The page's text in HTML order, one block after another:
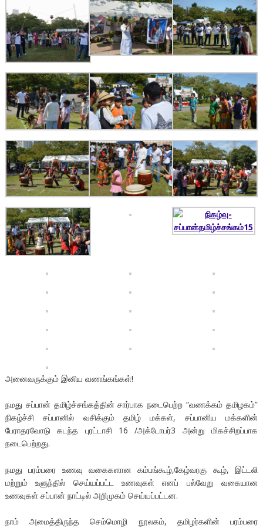
அனைவருக்கும் இனிய வணங்கங்கள்!
நமது சப்பான் தமிழ்ச்சங்கத்தின் சார்பாக நடைபெற்ற “வணக்கம் தமிழகம்”
நிகழ்ச்சி சப்பானில் வசிக்கும் தமிழ் மக்கள், சப்பானிய மக்களின்
பேராதரவோடு கடந்த புரட்டாசி 16 /அக்டோபர்3 அன்று மிகச்சிறப்பாக
நடைபெற்றது.
நமது பரம்பரை உணவு வகைகளான கம்பங்கூழ்,கேழ்வரகு கூழ், இட்டலி
மற்றும் உளுந்தில் செய்யப்பட்ட உணவுகள் எனப் பல்வேறு வகையான
உணவுகள் சப்பான் நாட்டில் அறிமுகம் செய்யப்பட்டன.
நாம் அமைத்திருந்த செம்மொழி நூலகம், தமிழர்களின் பரம்பரை